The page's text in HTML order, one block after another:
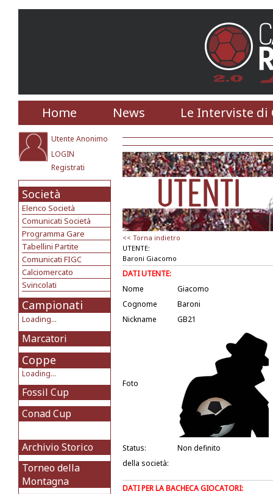
Home News Le Interviste di
Utente Anonimo
LOGIN
Registrati
Società
Elenco Società
Comunicati Società
Programma Gare
Tabellini Partite
Comunicati FIGC
Calciomercato
Svincolati
Campionati
Loading...
Marcatori
Coppe
Loading...
Fossil Cup
Conad Cup
Archivio Storico
Torneo della
Montagna
<< Torna indietro
UTENTE:
Baroni Giacomo
DATI UTENTE:
Nome
Giacomo
Cognome
Baroni
Nickname
GB21
Foto
Status:
Non definito
della società:
DATI PER LA BACHECA GIOCATORI: